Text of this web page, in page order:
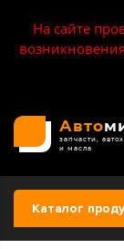
На сайте
Авто
запчасти,
и масла
Каталог